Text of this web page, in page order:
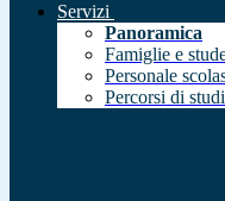
Servizi
Panoramica
Famiglie e
Personale
Percorsi di